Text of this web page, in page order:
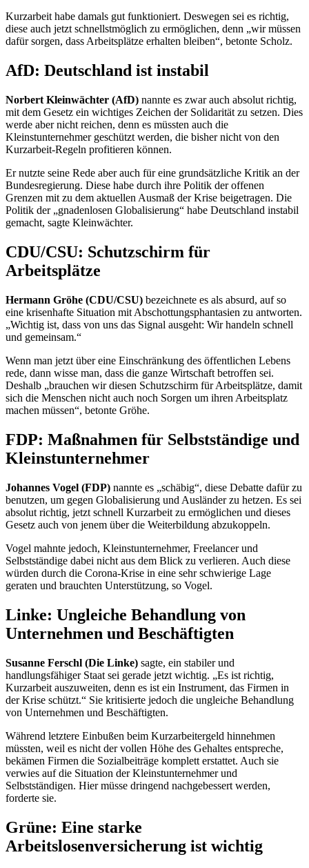
Kurzarbeit habe damals gut funktioniert. Deswegen sei es richtig,
diese auch jetzt schnellstmöglich zu ermöglichen, denn „wir müssen
dafür sorgen, dass Arbeitsplätze erhalten bleiben“, betonte Scholz.
AfD: Deutschland ist instabil
Norbert Kleinwächter (AfD) nannte es zwar auch absolut richtig,
mit dem Gesetz ein wichtiges Zeichen der Solidarität zu setzen. Dies
werde aber nicht reichen, denn es müssten auch die
Kleinstunternehmer geschützt werden, die bisher nicht von den
Kurzarbeit-Regeln profitieren können.
Er nutzte seine Rede aber auch für eine grundsätzliche Kritik an der
Bundesregierung. Diese habe durch ihre Politik der offenen
Grenzen mit zu dem aktuellen Ausmaß der Krise beigetragen. Die
Politik der „gnadenlosen Globalisierung“ habe Deutschland instabil
gemacht, sagte Kleinwächter.
CDU/CSU: Schutzschirm für
Arbeitsplätze
Hermann Gröhe (CDU/CSU) bezeichnete es als absurd, auf so
eine krisenhafte Situation mit Abschottungsphantasien zu antworten.
„Wichtig ist, dass von uns das Signal ausgeht: Wir handeln schnell
und gemeinsam.“
Wenn man jetzt über eine Einschränkung des öffentlichen Lebens
rede, dann wisse man, dass die ganze Wirtschaft betroffen sei.
Deshalb „brauchen wir diesen Schutzschirm für Arbeitsplätze, damit
sich die Menschen nicht auch noch Sorgen um ihren Arbeitsplatz
machen müssen“, betonte Gröhe.
FDP: Maßnahmen für Selbstständige und
Kleinstunternehmer
Johannes Vogel (FDP) nannte es „schäbig“, diese Debatte dafür zu
benutzen, um gegen Globalisierung und Ausländer zu hetzen. Es sei
absolut richtig, jetzt schnell Kurzarbeit zu ermöglichen und dieses
Gesetz auch von jenem über die Weiterbildung abzukoppeln.
Vogel mahnte jedoch, Kleinstunternehmer, Freelancerund
Selbstständige dabei nicht aus dem Blick zu verlieren. Auch diese
würden durch die Corona-Krise in eine sehr schwierige Lage
geraten und brauchten Unterstützung, so Vogel.
Linke: Ungleiche Behandlung von
Unternehmen und Beschäftigten
Susanne Ferschl (Die Linke) sagte, ein stabiler und
handlungsfähiger Staat sei gerade jetzt wichtig. „Es ist richtig,
Kurzarbeit auszuweiten, denn es ist ein Instrument, das Firmen in
der Krise schützt.“ Sie kritisierte jedoch die ungleiche Behandlung
von Unternehmen und Beschäftigten.
Während letztere Einbußen beim Kurzarbeitergeld hinnehmen
müssten, weil es nicht der vollen Höhe des Gehaltes entspreche,
bekämen Firmen die Sozialbeiträge komplett erstattet. Auch sie
verwies auf die Situation der Kleinstunternehmer und
Selbstständigen. Hier müsse dringend nachgebessert werden,
forderte sie.
Grüne: Eine starke
Arbeitslosenversicherung ist wichtig